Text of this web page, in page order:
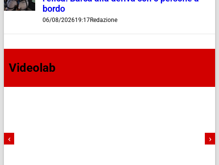
bordo
06/08/202619:17Redazione
Videolab
‹ ›